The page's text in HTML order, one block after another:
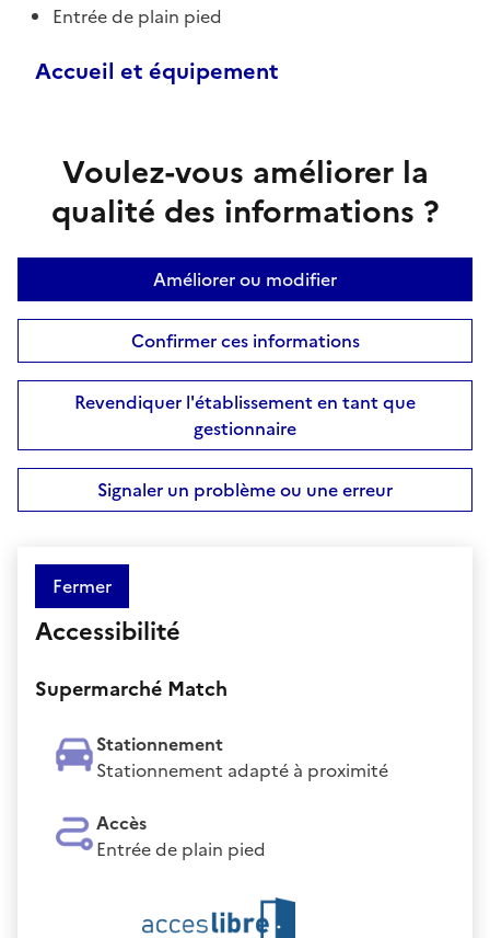
Entrée de plain pied
Accueil et équipement
Voulez-vous améliorer la
qualité des informations ?
Améliorer ou modifier
Confirmer ces informations
Revendiquer l'établissement en tant que
gestionnaire
Signaler un problème ou une erreur
Fermer
Accessibilité
Supermarché Match
Stationnement
Stationnement adapté à proximité
Accès
Entrée de plain pied